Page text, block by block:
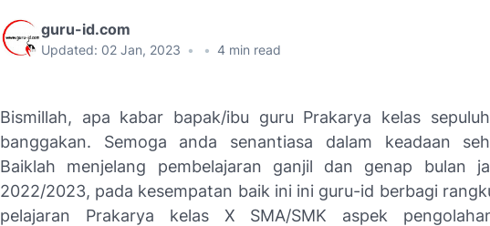
guru-id.com
Updated: 02 Jan, 2023 • • 4 min read
Bismillah, apa kabar bapak/ibu guru Prakarya kelas
banggakan. Semoga anda senantiasa dalam keadaan
Baiklah menjelang pembelajaran ganjil dan genap bulan
2022/2023, pada kesempatan baik ini ini guru-id berbagi
pelajaran Prakarya kelas X SMA/SMK aspek